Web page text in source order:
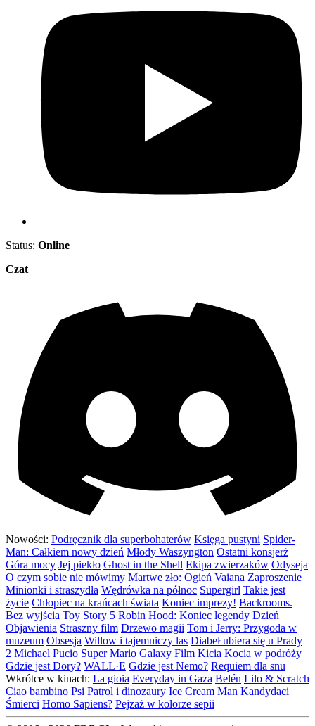
Status: Online
Czat
Nowości: Podręcznik dla superbohaterów Księga pustyni Spider-
Man: Całkiem nowy dzień Młody Waszyngton Ostatni konsjerż
Góra mocy Jej piekło Ghost in the Shell Ekipa zwierzaków Odyseja
O czym sobie nie mówimy Martwe zło: Ogień Vaiana Zaproszenie
Minionki i straszydła Wędrówka na północ Supergirl Takie jest
życie Chłopiec na krańcach świata Koniec imprezy! Backrooms.
Bez wyjścia Toy Story 5 Robin Hood: Koniec legendy Dzień
Objawienia Straszny film Drzewo magii Tom i Jerry: Przygoda w
muzeum Obsesja Willow i tajemniczy las Diabeł ubiera się u Prady
2 Michael Pucio Super Mario Galaxy Film Kicia Kocia w podróży
Gdzie jest Dory? WALL·E Gdzie jest Nemo? Requiem dla snu
Wkrótce w kinach: La gioia Everyday in Gaza Belén Lilo & Scratch
Ciao bambino Psi Patrol i dinozaury Ice Cream Man Kandydaci
Śmierci Homo Sapiens? Pejzaż w kolorze sepii